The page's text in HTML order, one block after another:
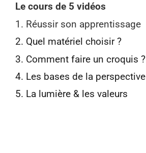
Le cours de 5 vidéos
1. Réussir son apprentissage
2. Quel matériel choisir ?
3. Comment faire un croquis ?
4. Les bases de la perspective
5. La lumière & les valeurs